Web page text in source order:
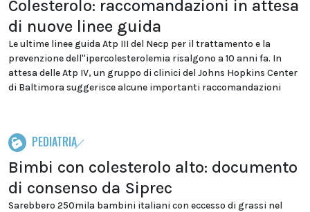
Colesterolo: raccomandazioni in attesa
di nuove linee guida
Le ultime linee guida Atp III del Necp per il trattamento e la
prevenzione dell''ipercolesterolemia risalgono a 10 anni fa. In
attesa delle Atp IV, un gruppo di clinici del Johns Hopkins Center
di Baltimora suggerisce alcune importanti raccomandazioni
PEDIATRIA
Bimbi con colesterolo alto: documento
di consenso da Siprec
Sarebbero 250mila bambini italiani con eccesso di grassi nel